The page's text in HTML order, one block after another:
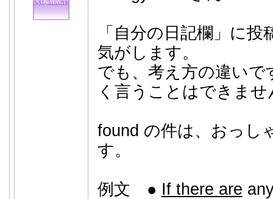
「自分の日記欄」に
気がします。
でも、考え方の違い
く言うことはできませ
found の件は、おっし
す。
例文 ● If there are